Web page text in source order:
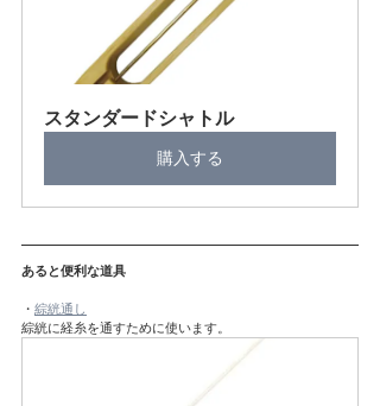
スタンダードシャトル
購入する
あると便利な道具
・ 綜絖通し
綜絖に経糸を通すために使います。